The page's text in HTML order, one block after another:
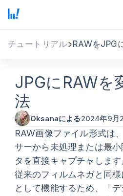
チュートリアル RAWをJPG
JPGにRAWを
法
Oksanaによる2024年9月
RAW画像ファイル形式は
サーから未処理または最
タを直接キャプチャします
従来のフィルムネガと同
として機能するため、「